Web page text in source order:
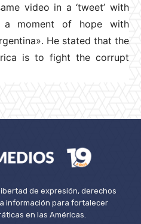
video in a ‘tweet’ with
a moment of hope with
He stated that the
is to fight the corrupt
de expresión, derechos
información para fortalecer
en las Américas.